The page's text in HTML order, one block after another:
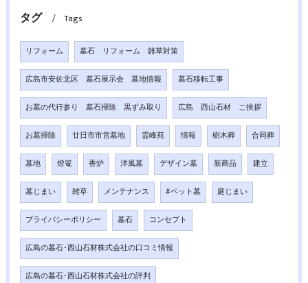
タグ Tags
リフォーム 墓石 リフォーム 雑草対策
広島市安佐北区 墓石展示会 墓地情報 墓石移転工事
お墓の代行参り 墓石掃除 黒ずみ取り 広島 西山石材 ご挨拶
お墓掃除 廿日市市営墓地 霊峰苑 情報 樹木葬 合同葬
墓地 燈篭 香炉 洋風墓 デザイン墓 新商品 建立
墓じまい 雑草 メンテナンス #ペット墓 庭じまい
プライバシーポリシー 墓石 コンセプト
広島の墓石･西山石材株式会社の口コミ情報
広島の墓石･西山石材株式会社の評判